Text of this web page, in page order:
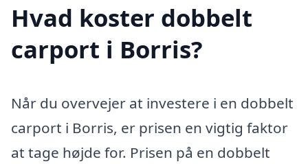
Hvad koster dobbelt
carport i Borris?
Når du overvejer at investere i en dobbelt
carport i Borris, er prisen en vigtig faktor
at tage højde for. Prisen på en dobbelt